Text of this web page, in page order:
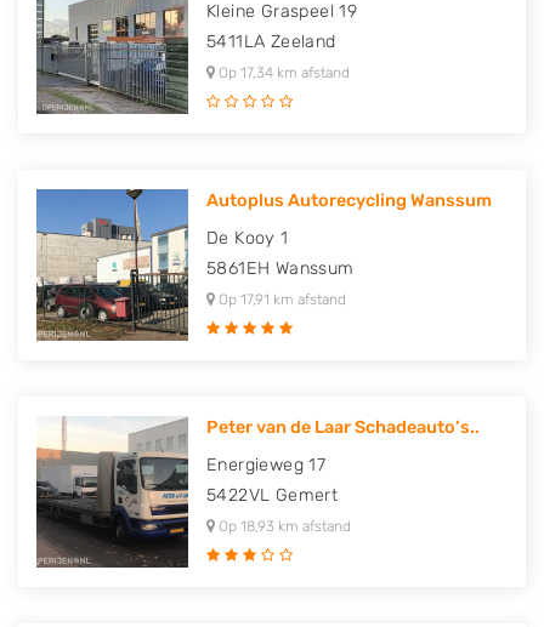
Kleine Graspeel 19
5411LA Zeeland
Op 17,34 km afstand
Autoplus Autorecycling Wanssum
De Kooy 1
5861EH Wanssum
Op 17,91 km afstand
Peter van de Laar Schadeauto’s..
Energieweg 17
5422VL Gemert
Op 18,93 km afstand